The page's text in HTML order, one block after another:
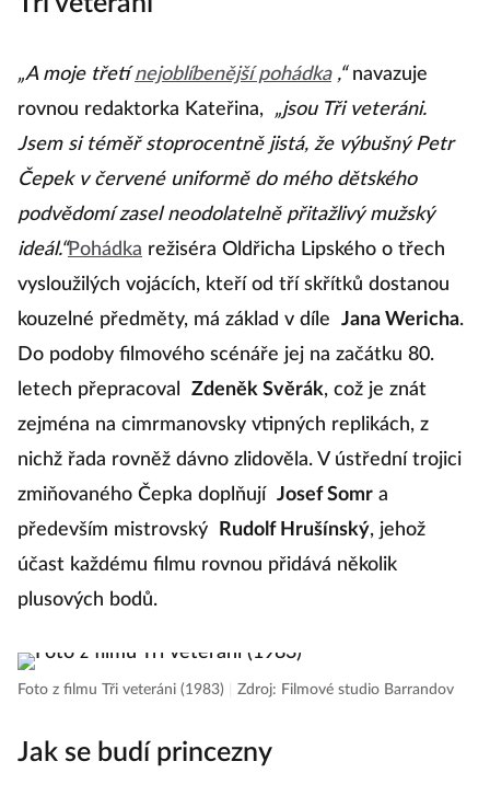
„A moje třetínejoblíbenější pohádka ,“navazuje
rovnou redaktorka Kateřina,
„jsou Tři veteráni.
Jsem si téměř stoprocentně jistá, že výbušný Petr
Čepek v červené uniformě do mého dětského
podvědomí zasel neodolatelně přitažlivý mužský
ideál.“Pohádka režiséra Oldřicha Lipského o třech
vysloužilých vojácích, kteří od tří skřítků dostanou
kouzelné předměty, má základ v díle
Jana Wericha.
Do podoby filmového scénáře jej na začátku 80.
letech přepracoval
Zdeněk Svěrák, což je znát
zejména na cimrmanovsky vtipných replikách, z
nichž řada rovněž dávno zlidověla. V ústřední trojici
zmiňovaného Čepka doplňují Josef Somra
především mistrovský
Rudolf Hrušínský, jehož
účast každému filmu rovnou přidává několik
plusových bodů.
Foto z filmu Tři veteráni (1983) Zdroj: Filmové studio Barrandov
Jak se budí princezny